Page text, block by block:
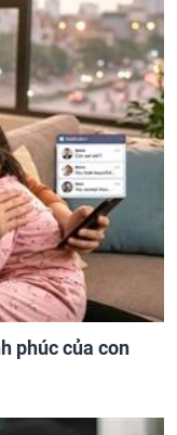
phúc của con